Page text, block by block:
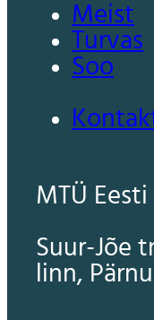
Meist
Turvas
Soo
MTÜ
Suur-Jõe
linn,